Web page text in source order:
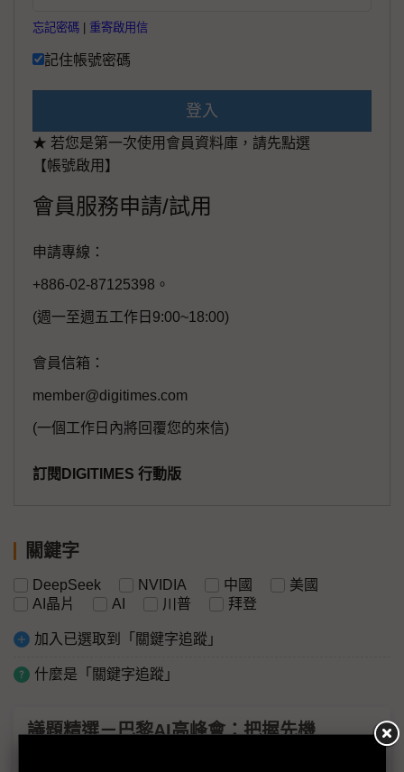
忘記密碼 重寄啟用信
記住帳號密碼
登入
★ 若您是第一次使用會員資料庫，請先點選
【帳號啟用】
會員服務申請/試用
申請專線：
+886-02-87125398。
(週一至週五工作日9:00~18:00)
會員信箱：
member@digitimes.com
(一個工作日內將回覆您的來信)
訂閱DIGITIMES 行動版
關鍵字
DeepSeek NVIDIA 中國
美國
AI晶片
AI 川普 拜登
加入已選取到「關鍵字追蹤」
什麼是「關鍵字追蹤」
議題精選－巴黎AI高峰會：把握先機